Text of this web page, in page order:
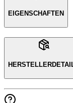
EIGENSCHAFTEN